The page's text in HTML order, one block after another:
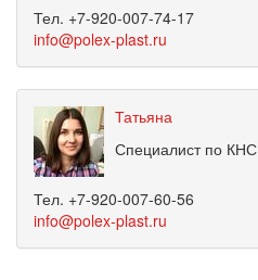
Тел. +7-920-007-74-17
info@polex-plast.ru
Татьяна
Специалист по КНС
Тел. +7-920-007-60-56
info@polex-plast.ru